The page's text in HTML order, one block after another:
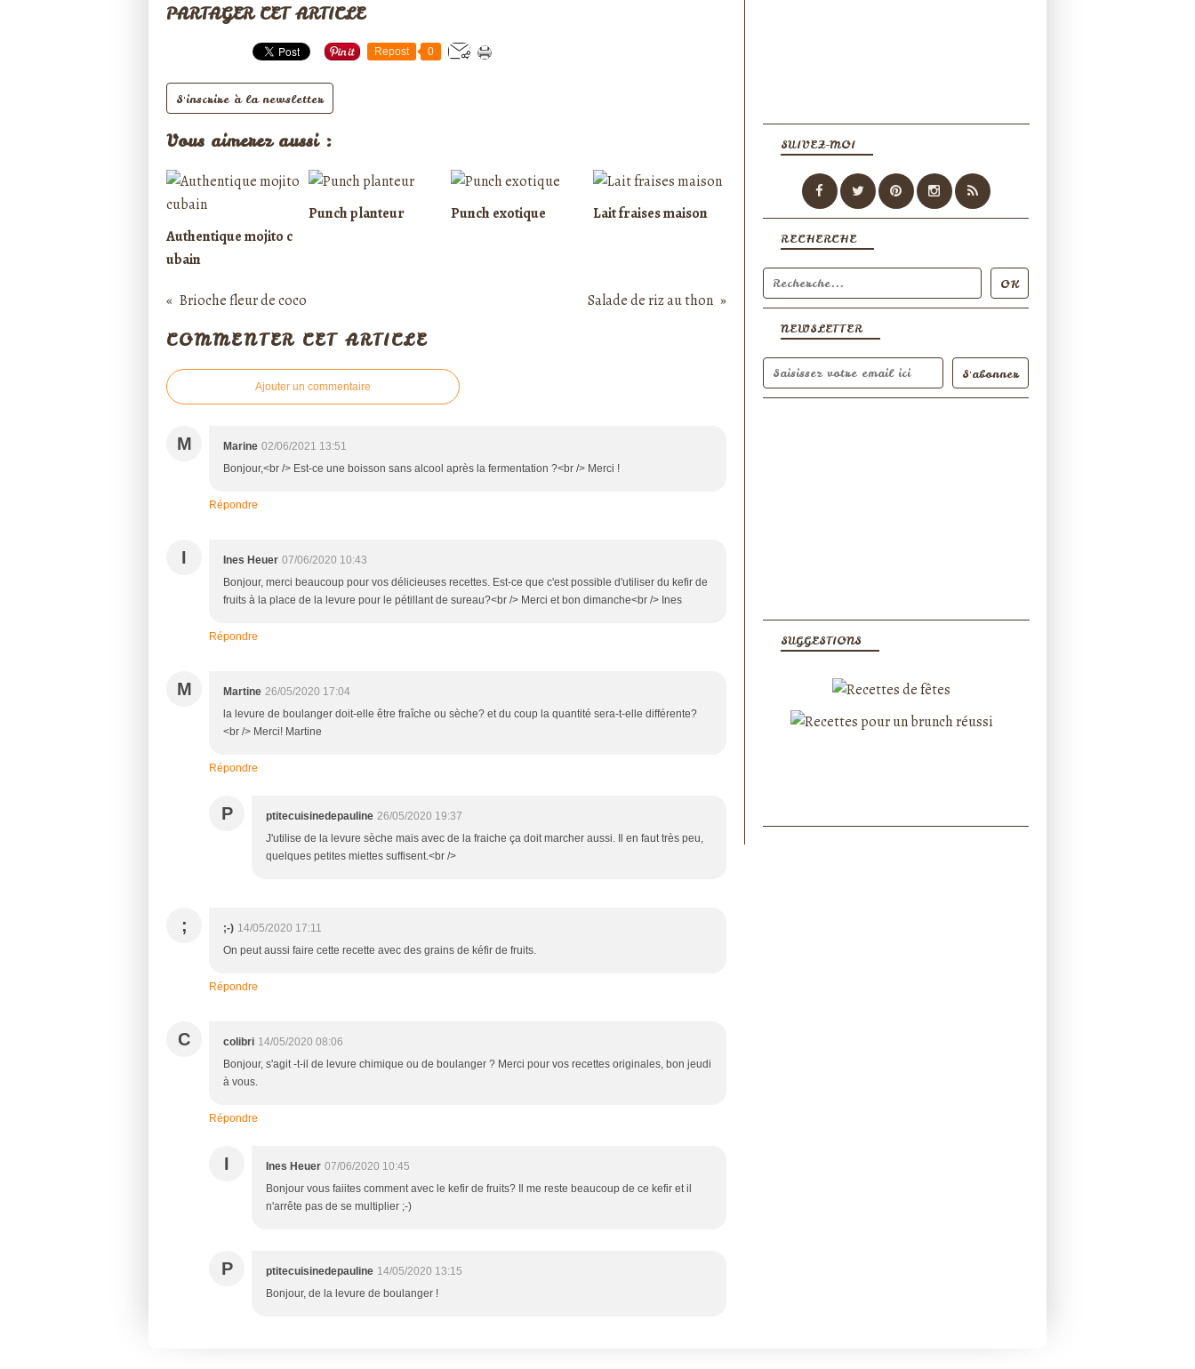
PARTAGER CET ARTICLE
Repost 0
S'inscrire à la newsletter
Vous aimerez aussi :
Authentique mojito c
ubain
Punch planteur Punch exotique Lait fraises maison
Brioche fleur de coco Salade de riz au thon
COMMENTER CET ARTICLE
Ajouter un commentaire
M Marine 02/06/2021 13:51
Bonjour,<br /> Est-ce une boisson sans alcool après la fermentation ?<br /> Merci !
Répondre
I Ines Heuer 07/06/2020 10:43
Bonjour, merci beaucoup pour vos délicieuses recettes. Est-ce que c'est possible d'utiliser du kefir de
fruits à la place de la levure pour le pétillant de sureau?<br /> Merci et bon dimanche<br /> Ines
Répondre
M Martine 26/05/2020 17:04
la levure de boulanger doit-elle être fraîche ou sèche? et du coup la quantité sera-t-elle différente?
<br /> Merci! Martine
Répondre
P ptitecuisinedepauline 26/05/2020 19:37
J'utilise de la levure sèche mais avec de la fraiche ça doit marcher aussi. Il en faut très peu,
quelques petites miettes suffisent.<br />
; ;-) 14/05/2020 17:11
On peut aussi faire cette recette avec des grains de kéfir de fruits.
Répondre
C colibri 14/05/2020 08:06
Bonjour, s'agit -t-il de levure chimique ou de boulanger ? Merci pour vos recettes originales, bon jeudi
à vous.
Répondre
I Ines Heuer 07/06/2020 10:45
Bonjour vous faiites comment avec le kefir de fruits? Il me reste beaucoup de ce kefir et il
n'arrête pas de se multiplier ;-)
P ptitecuisinedepauline 14/05/2020 13:15
Bonjour, de la levure de boulanger !
NEWSLETTER
SUIVEZ-MOI
RECHERCHE
SUGGESTIONS